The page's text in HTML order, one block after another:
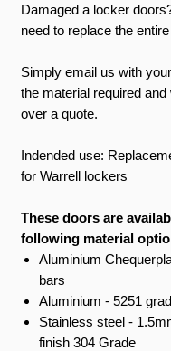
Damaged a locker
need to replace the
Simply email us with
the material required
over a quote.
Indended use:
for Warrell lockers
These doors are
following material
Aluminium
bars
Aluminium - 5251
Stainless steel -
finish 304 Grade